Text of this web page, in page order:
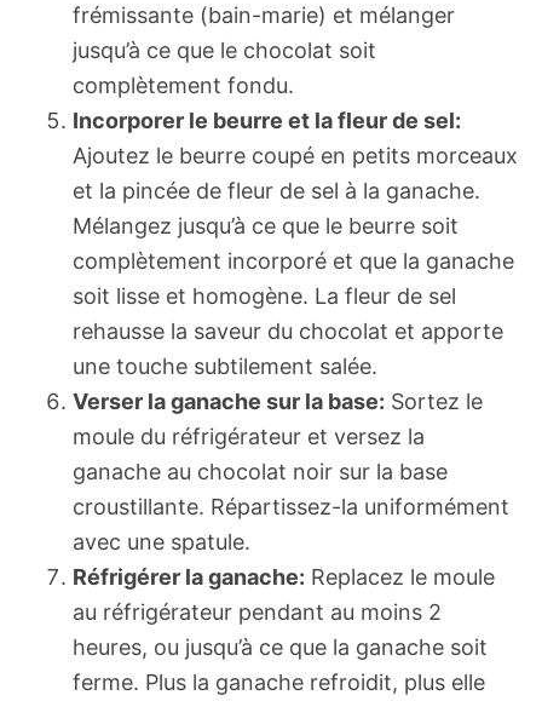
frémissante (bain-marie) et mélanger
jusqu’à ce que le chocolat soit
complètement fondu.
Incorporer le beurre et la fleur de sel:
Ajoutez le beurre coupé en petits morceaux
et la pincée de fleur de sel à la ganache.
Mélangez jusqu’à ce que le beurre soit
complètement incorporé et que la ganache
soit lisse et homogène. La fleur de sel
rehausse la saveur du chocolat et apporte
une touche subtilement salée.
Verser la ganache sur la base: Sortez le
moule du réfrigérateur et versez la
ganache au chocolat noir sur la base
croustillante. Répartissez-la uniformément
avec une spatule.
Réfrigérer la ganache: Replacez le moule
au réfrigérateur pendant au moins 2
heures, ou jusqu’à ce que la ganache soit
ferme. Plus la ganache refroidit, plus elle